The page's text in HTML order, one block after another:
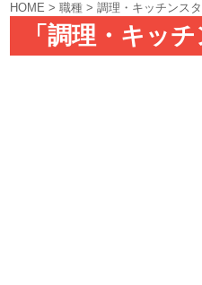
HOME > 職種 > 調理・キッチンス
「調理・キッ